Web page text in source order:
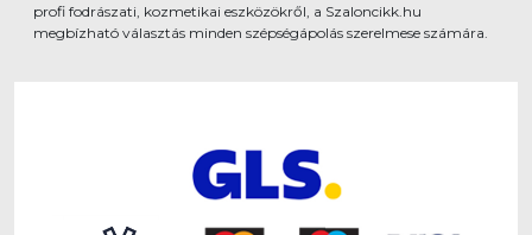
profi fodrászati, kozmetikai eszközökről, a Szaloncikk.hu
megbízható választás minden szépségápolás szerelmese számára.